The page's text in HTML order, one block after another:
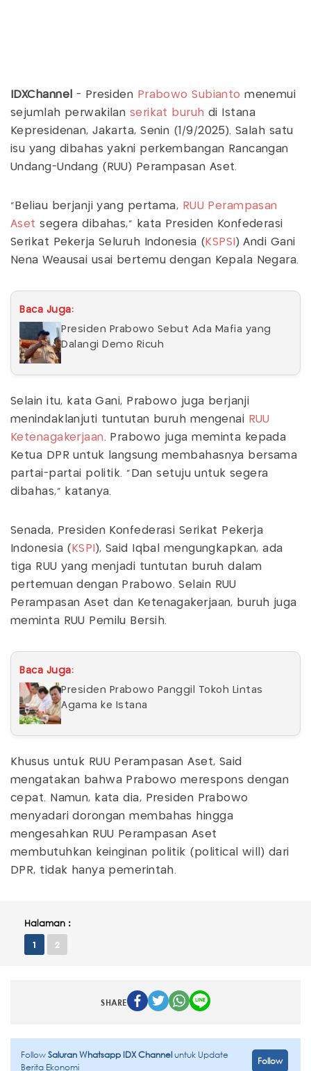
IDXChannel - Presiden Prabowo Subianto menemui
sejumlah perwakilan serikat buruh di Istana
Kepresidenan, Jakarta, Senin (1/9/2025). Salah satu
isu yang dibahas yakni perkembangan Rancangan
Undang-Undang (RUU) Perampasan Aset.
"Beliau berjanji yang pertama, RUU Perampasan
Aset segera dibahas," kata Presiden Konfederasi
Serikat Pekerja Seluruh Indonesia ( KSPSI ) Andi Gani
Nena Weausai usai bertemu dengan Kepala Negara.
Baca Juga:
Presiden Prabowo Sebut Ada Mafia yang
Dalangi Demo Ricuh
Selain itu, kata Gani, Prabowo juga berjanji
menindaklanjuti tuntutan buruh mengenai RUU
Ketenagakerjaan . Prabowo juga meminta kepada
Ketua DPR untuk langsung membahasnya bersama
partai-partai politik. "Dan setuju untuk segera
dibahas," katanya.
Senada, Presiden Konfederasi Serikat Pekerja
Indonesia ( KSPI ), Said Iqbal mengungkapkan, ada
tiga RUU yang menjadi tuntutan buruh dalam
pertemuan dengan Prabowo. Selain RUU
Perampasan Aset dan Ketenagakerjaan, buruh juga
meminta RUU Pemilu Bersih.
Baca Juga:
Presiden Prabowo Panggil Tokoh Lintas
Agama ke Istana
Khusus untuk RUU Perampasan Aset, Said
mengatakan bahwa Prabowo merespons dengan
cepat. Namun, kata dia, Presiden Prabowo
menyadari dorongan membahas hingga
mengesahkan RUU Perampasan Aset
membutuhkan keinginan politik (political will) dari
DPR, tidak hanya pemerintah.
Halaman :
1 2
SHARE
FollowSaluran Whatsapp IDX Channeluntuk Update
Berita Ekonomi
Follow